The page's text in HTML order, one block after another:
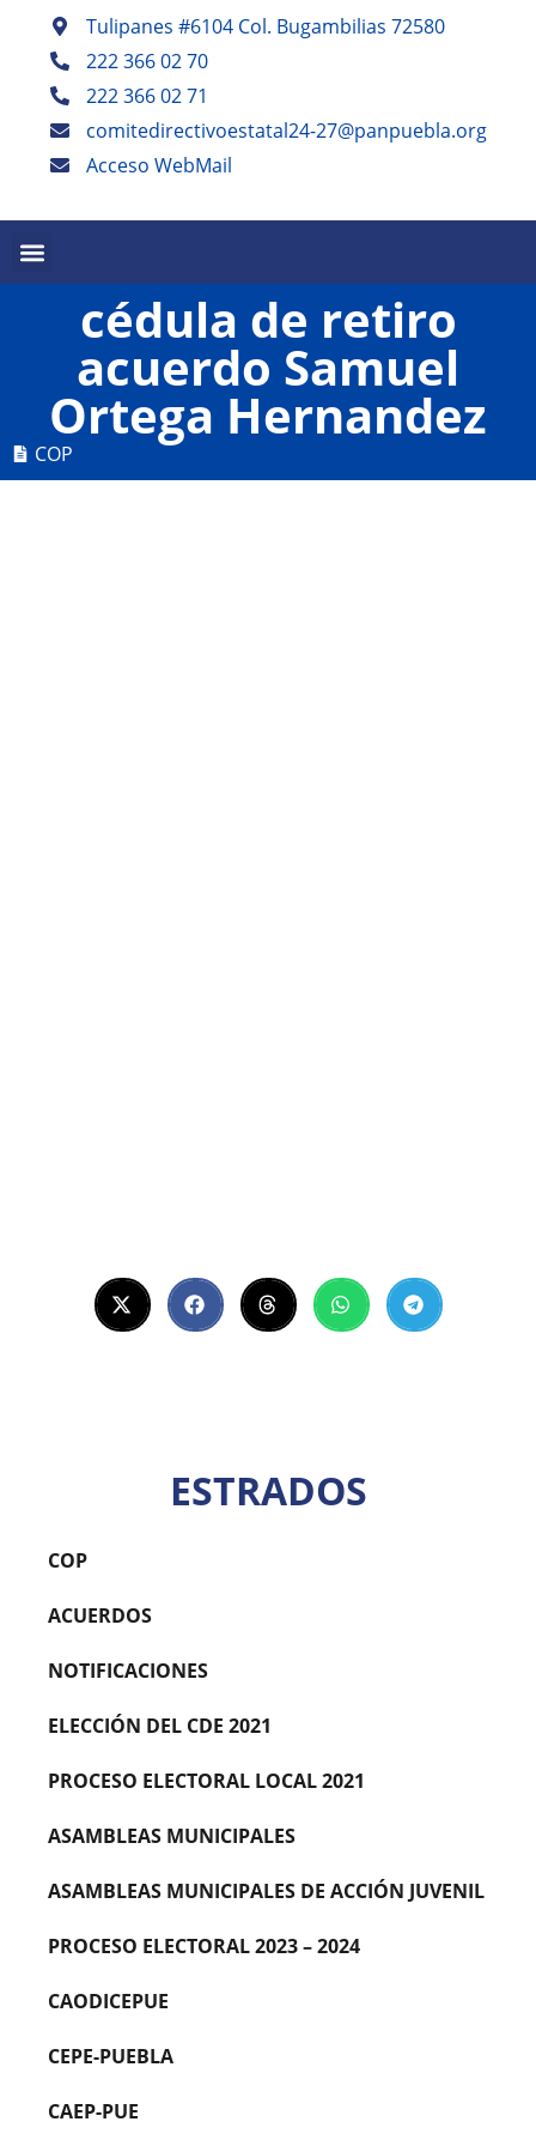
Tulipanes #6104 Col. Bugambilias 72580
222 366 02 70
222 366 02 71
comitedirectivoestatal24-27@panpuebla.org
Acceso WebMail
cédula de retiro
acuerdo Samuel
Ortega Hernandez
COP
ESTRADOS
COP
ACUERDOS
NOTIFICACIONES
ELECCIÓN DEL CDE 2021
PROCESO ELECTORAL LOCAL 2021
ASAMBLEAS MUNICIPALES
ASAMBLEAS MUNICIPALES DE ACCIÓN JUVENIL
PROCESO ELECTORAL 2023 – 2024
CAODICEPUE
CEPE-PUEBLA
CAEP-PUE